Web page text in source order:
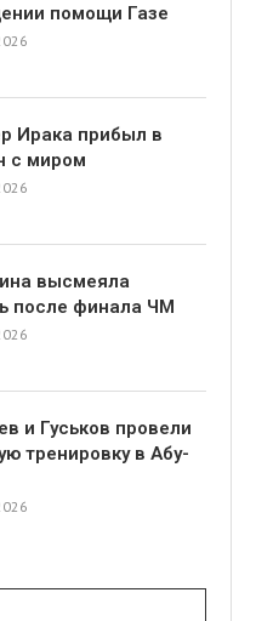
помощи Газе
Ирака прибыл в
с миром
высмеяла
после финала ЧМ
и Гуськов провели
тренировку в Абу-